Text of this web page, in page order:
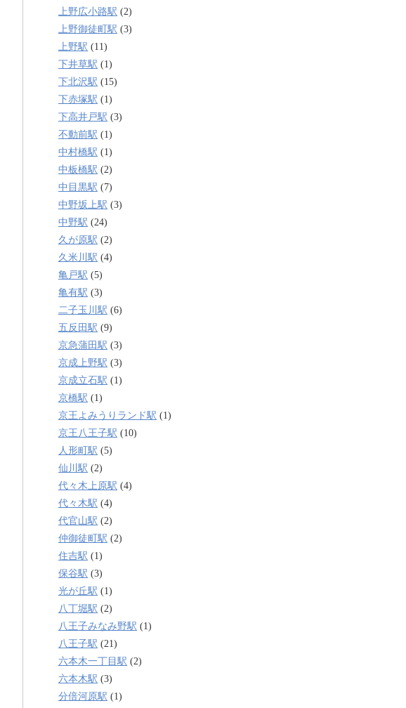
上野広小路駅 (2)
上野御徒町駅 (3)
上野駅 (11)
下井草駅 (1)
下北沢駅 (15)
下赤塚駅 (1)
下高井戸駅 (3)
不動前駅 (1)
中村橋駅 (1)
中板橋駅 (2)
中目黒駅 (7)
中野坂上駅 (3)
中野駅 (24)
久が原駅 (2)
久米川駅 (4)
亀戸駅 (5)
亀有駅 (3)
二子玉川駅 (6)
五反田駅 (9)
京急蒲田駅 (3)
京成上野駅 (3)
京成立石駅 (1)
京橋駅 (1)
京王よみうりランド駅 (1)
京王八王子駅 (10)
人形町駅 (5)
仙川駅 (2)
代々木上原駅 (4)
代々木駅 (4)
代官山駅 (2)
仲御徒町駅 (2)
住吉駅 (1)
保谷駅 (3)
光が丘駅 (1)
八丁堀駅 (2)
八王子みなみ野駅 (1)
八王子駅 (21)
六本木一丁目駅 (2)
六本木駅 (3)
分倍河原駅 (1)